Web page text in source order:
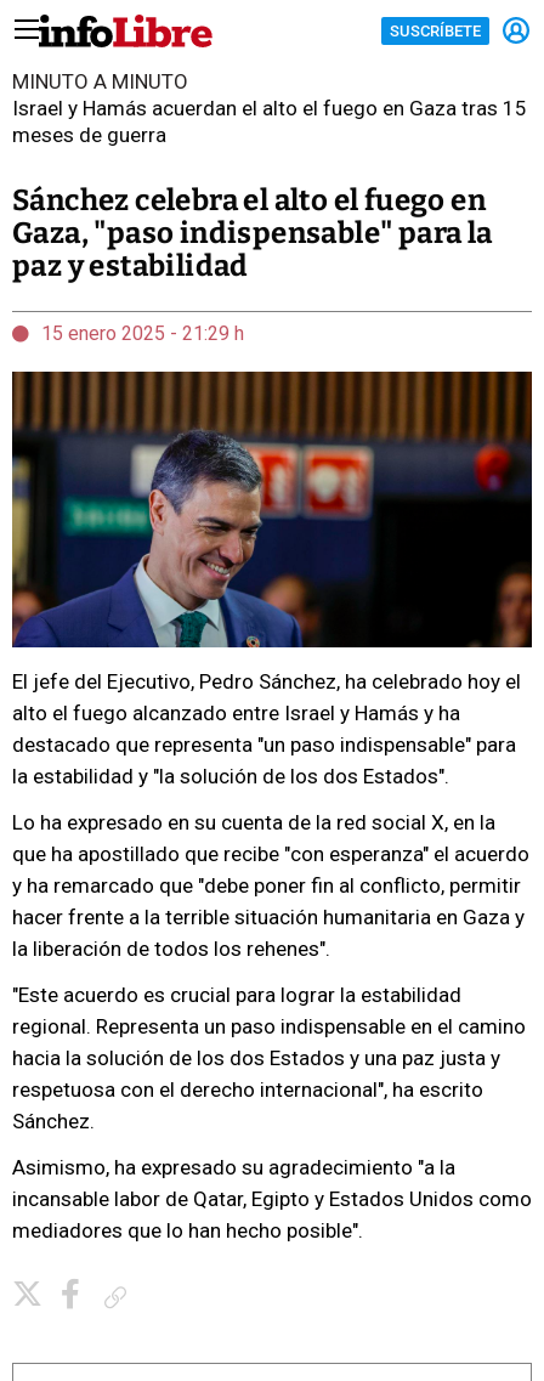
SUSCRÍBETE
MINUTO A MINUTO
Israel y Hamás acuerdan el alto el fuego en Gaza tras 15
meses de guerra
Sánchez celebra el alto el fuego en
Gaza, "paso indispensable" para la
paz y estabilidad
15 enero 2025 - 21:29 h
El jefe del Ejecutivo, Pedro Sánchez, ha celebrado hoy el
alto el fuego alcanzado entre Israel y Hamás y ha
destacado que representa "un paso indispensable" para
la estabilidad y "la solución de los dos Estados".
Lo ha expresado en su cuenta de la red social X, en la
que ha apostillado que recibe "con esperanza" el acuerdo
y ha remarcado que "debe poner fin al conflicto, permitir
hacer frente a la terrible situación humanitaria en Gaza y
la liberación de todos los rehenes".
"Este acuerdo es crucial para lograr la estabilidad
regional. Representa un paso indispensable en el camino
hacia la solución de los dos Estados y una paz justa y
respetuosa con el derecho internacional", ha escrito
Sánchez.
Asimismo, ha expresado su agradecimiento "a la
incansable labor de Qatar, Egipto y Estados Unidos como
mediadores que lo han hecho posible".